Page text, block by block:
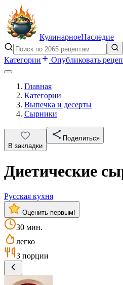
КулинарноеНаследие
Категории Опубликовать
Главная
Категории
Выпечка и десерты
Сырники
В закладки
Поделиться
Диетические
Русская кухня
Оценить первым!
30 мин.
легко
3 порции